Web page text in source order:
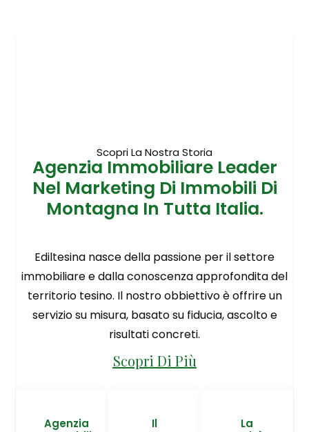
Scopri La Nostra Storia
Agenzia Immobiliare Leader
Nel Marketing Di Immobili Di
Montagna In Tutta Italia.
Ediltesina nasce della passione per il settore
immobiliare e dalla conoscenza approfondita del
territorio tesino. Il nostro obbiettivo è offrire un
servizio su misura, basato su fiducia, ascolto e
risultati concreti.
Scopri Di Più
Agenzia
Il
La